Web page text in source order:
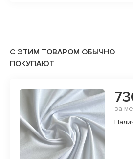
С ЭТИМ ТОВАРОМ ОБЫЧНО
ПОКУПАЮТ
за